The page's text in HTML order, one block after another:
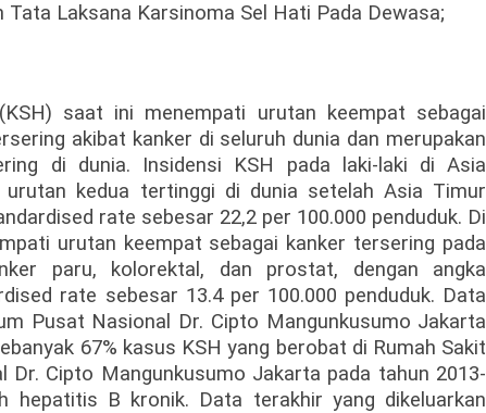
Tata Laksana Karsinoma Sel Hati Pada Dewasa;
saat ini menempati urutan keempat sebagai
akibat kanker di seluruh dunia dan merupakan
di dunia. Insidensi KSH pada laki-laki di Asia
urutan kedua tertinggi di dunia setelah Asia Timur
rate sebesar 22,2 per 100.000 penduduk. Di
urutan keempat sebagai kanker tersering pada
paru, kolorektal, dan prostat, dengan angka
rate sebesar 13.4 per 100.000 penduduk. Data
Pusat Nasional Dr. Cipto Mangunkusumo Jakarta
67% kasus KSH yang berobat di Rumah Sakit
Dr. Cipto Mangunkusumo Jakarta pada tahun 2013-
hepatitis B kronik. Data terakhir yang dikeluarkan